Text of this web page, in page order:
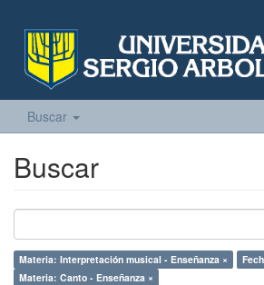
Buscar
Buscar
Materia: Interpretación musical - Enseñanza ×
Materia: Canto - Enseñanza ×